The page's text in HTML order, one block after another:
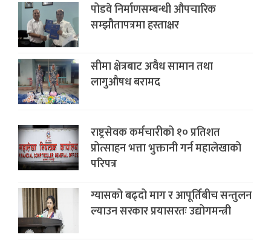
पोडवे निर्माणसम्बन्धी औपचारिक
सम्झौतापत्रमा हस्ताक्षर
सीमा क्षेत्रबाट अवैध सामान तथा
लागुऔषध बरामद
राष्ट्रसेवक कर्मचारीको १० प्रतिशत
प्रोत्साहन भत्ता भुक्तानी गर्न महालेखाको
परिपत्र
ग्यासको बढ्दो माग र आपूर्तिबीच सन्तुलन
ल्याउन सरकार प्रयासरतः उद्योगमन्त्री